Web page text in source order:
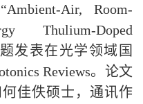
Air, Room-
Thulium-Doped
题发表在光学领域国
Reviews。论文
佳佚硕士，通讯作